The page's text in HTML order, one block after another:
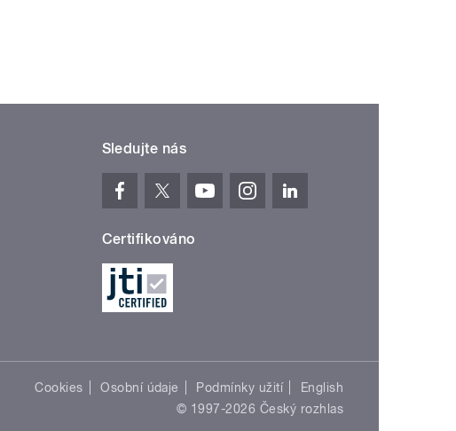
Sledujte nás
Certifikováno
Cookies Osobní údaje Podmínky užití
English
© 1997-2026 Český rozhlas